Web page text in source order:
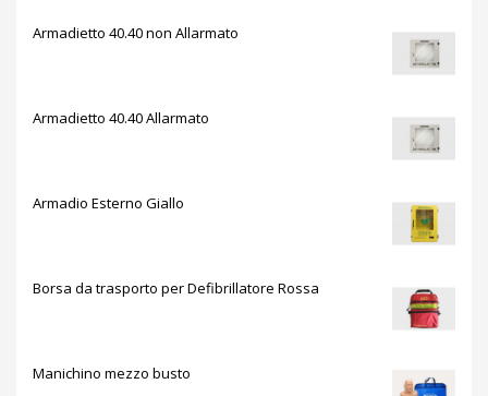
Armadietto 40.40 non Allarmato
Armadietto 40.40 Allarmato
Armadio Esterno Giallo
Borsa da trasporto per Defibrillatore Rossa
Manichino mezzo busto